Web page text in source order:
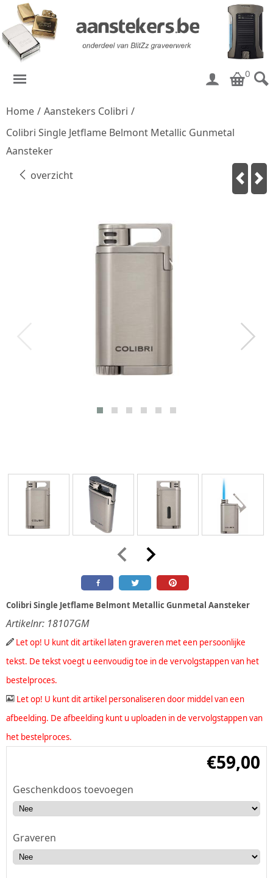
0
Home / Aanstekers Colibri /
Colibri Single Jetflame Belmont Metallic Gunmetal
Aansteker
overzicht
Colibri Single Jetflame Belmont Metallic Gunmetal Aansteker
Artikelnr: 18107GM
Let op! U kunt dit artikel laten graveren met een persoonlijke
tekst. De tekst voegt u eenvoudig toe in de vervolgstappen van het
bestelproces.
Let op! U kunt dit artikel personaliseren door middel van een
afbeelding. De afbeelding kunt u uploaden in de vervolgstappen van
het bestelproces.
€59,00
Geschenkdoos toevoegen
Graveren